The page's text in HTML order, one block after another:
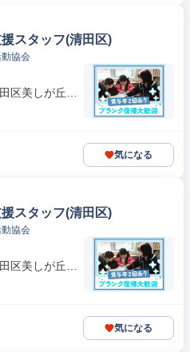
スタッフ(清田区)
協会
区美しが丘五
気になる
スタッフ(清田区)
協会
区美しが丘二
気になる